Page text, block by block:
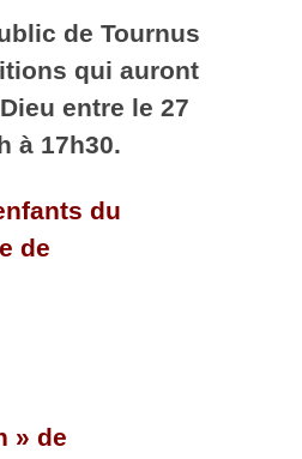
CHOU DE TV N° 3
2019
CHOU SPECIAL
de Tournus
qui auront
entre le 27
à 17h30.
du
de
» de